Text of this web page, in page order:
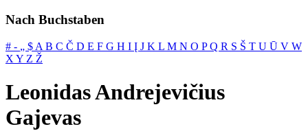
Nach Buchstaben
# ‐ „ $ A B C Č D E F G H I Į J K L M N O PQ R S Š T U Ū V W
X Y Z Ž
Leonidas Andrejevičius
Gajevas